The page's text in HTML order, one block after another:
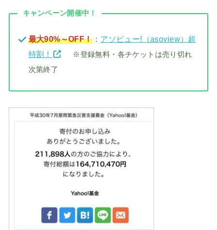
キャンペーン開催中！
最大90%～OFF！： アソビュー!（asoview）超
特割！
※登録無料・各チケットは売り切れ
次第終了